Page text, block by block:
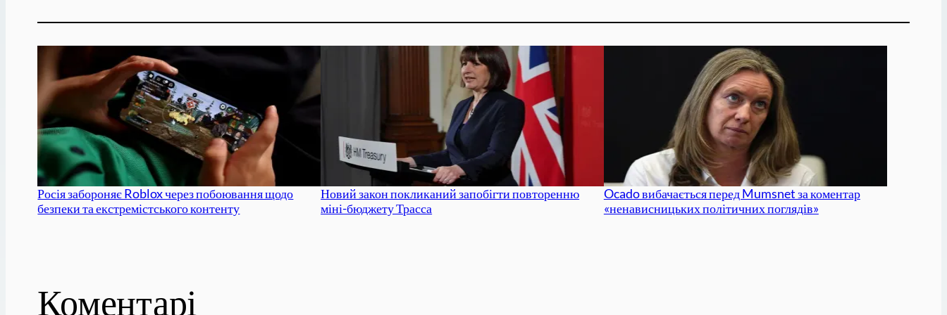
Росія забороняє Roblox через побоювання щодо
безпеки та екстремістського контенту
Новий закон покликаний запобігти повторенню
міні-бюджету Трасса
Ocado вибачається перед Mumsnet за коментар
«ненависницьких політичних поглядів»
Коментарі